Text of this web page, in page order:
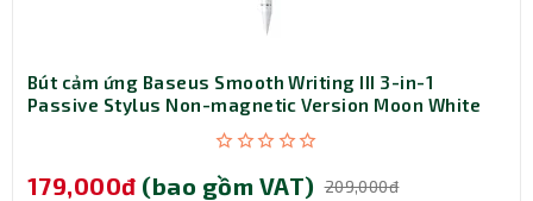
nghệ tự động ngủ tiết kiệm năng lượng giúp tối đa hóa
cận pin qua nắp từ ở trên cùng.
Bút cảm ứng Baseus Smooth Writing III 3-in-1
Passive Stylus Non-magnetic Version Moon White
179,000đ (bao gồm VAT) 209,000đ